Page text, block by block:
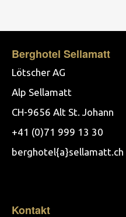
Berghotel Sellamatt
Lötscher AG
Alp Sellamatt
CH-9656 Alt St. Johann
+41 (0)71 999 13 30
berghotel{a}sellamatt.ch
Kontakt